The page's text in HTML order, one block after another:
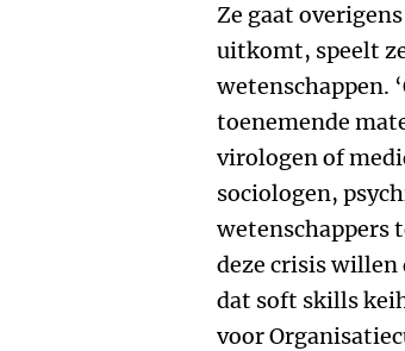
Ze gaat
uitkomt, speelt
wetenschappen.
toenemende
virologen of
sociologen,
wetenschappers
deze crisis willen
dat soft skills
voor